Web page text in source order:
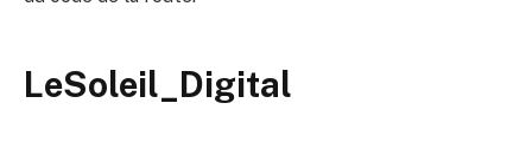
LeSoleil_Digital